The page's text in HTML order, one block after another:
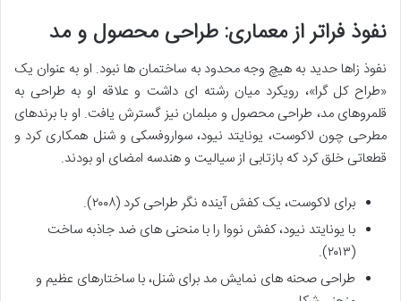
نفوذ فراتر از معماری: طراحی محصول و مد
نفوذ زاها حدید به هیچ وجه محدود به ساختمان ها نبود. او به عنوان یک
«طراح کل گرا»، رویکرد میان رشته ای داشت و علاقه او به طراحی به
قلمروهای مد، طراحی محصول و مبلمان نیز گسترش یافت. او با برندهای
مطرحی چون لاکوست، یونایتد نیود، سواروفسکی و شنل همکاری کرد و
قطعاتی خلق کرد که بازتابی از سیالیت و هندسه امضای او بودند.
برای لاکوست، یک کفش آینده نگر طراحی کرد (۲۰۰۸).
با یونایتد نیود، کفش نووا را با منحنی های ضد جاذبه ساخت
(۲۰۱۳).
طراحی صحنه های نمایش مد برای شنل، با ساختارهای عظیم و